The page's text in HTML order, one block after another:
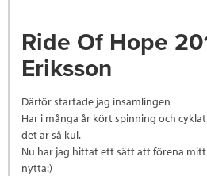
Ride Of Hope
Eriksson
Därför startade jag insamlingen
Har i många år kört spinning och
det är så kul.
Nu har jag hittat ett sätt att förena
nytta:)